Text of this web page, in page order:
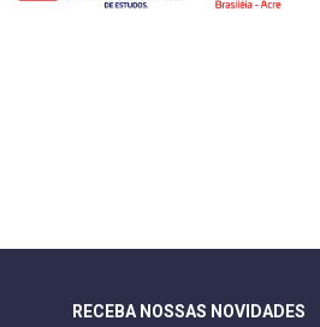
RECEBA NOSSAS NOVIDADES